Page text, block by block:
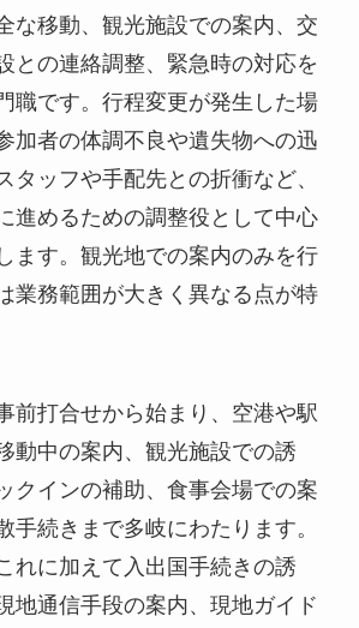
な移動、観光施設での案内、交
との連絡調整、緊急時の対応を
職です。行程変更が発生した場
加者の体調不良や遺失物への迅
タッフや手配先との折衝など、
進めるための調整役として中心
ます。観光地での案内のみを行
業務範囲が大きく異なる点が特
前打合せから始まり、空港や駅
動中の案内、観光施設での誘
クインの補助、食事会場での案
手続きまで多岐にわたります。
れに加えて入出国手続きの誘
地通信手段の案内、現地ガイド